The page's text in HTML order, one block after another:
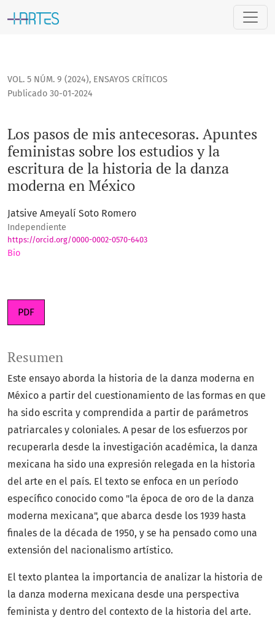
Los pasos de mis antecesoras. Apuntes feministas sobre
VOL. 5 NÚM. 9 (2024), ENSAYOS CRÍTICOS
Los pasos de mis antecesoras. Apuntes
feministas sobre los estudios y la
escritura de la historia de la danza
moderna en México
Publicado 30-01-2024
Jatsive Ameyalí Soto Romero
Independiente
https://orcid.org/0000-0002-0570-6403
Bio
PDF
Resumen
Este ensayo aborda la historia de la danza moderna en
México a partir del cuestionamiento de las formas en que
ha sido escrita y comprendida a partir de parámetros
patriarcales y coloniales. A pesar de los esfuerzos por
recuperarla desde la investigación académica, la danza
mexicana ha sido una expresión relegada en la historia
del arte en el país. El texto se enfoca en un período
específico conocido como "la época de oro de la danza
moderna mexicana", que abarca desde los 1939 hasta
finales de la década de 1950, y se ha pensado como una
extensión del nacionalismo artístico.
El texto plantea la importancia de analizar la historia de
la danza moderna mexicana desde una perspectiva
feminista y dentro del contexto de la historia del arte.